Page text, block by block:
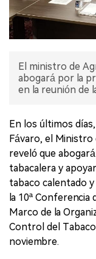
El ministro de
abogará por la
en la reunión de
En los últimos
Fávaro, el Ministro
reveló que
tabacalera y
tabaco calentado
la 10ª Conferencia
Marco de la
Control del
noviembre.